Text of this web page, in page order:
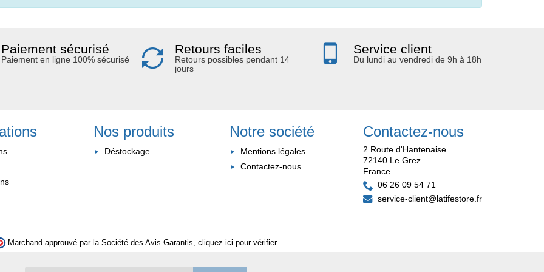
Paiement sécurisé
Paiement en ligne 100% sécurisé
Retours faciles
Retours possibles pendant 14
jours
Service client
Du lundi au vendredi de 9h à 18h
Nos produits
Déstockage
Notre société
Mentions légales
Contactez-nous
Contactez-nous
2 Route d'Hantenaise
72140 Le Grez
France
06 26 09 54 71
service-client@latifestore.fr
Marchand approuvé par la Société des Avis Garantis, cliquez ici pour vérifier.